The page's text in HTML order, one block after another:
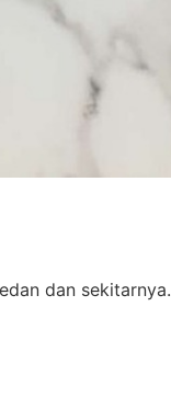
dan sekitarnya.